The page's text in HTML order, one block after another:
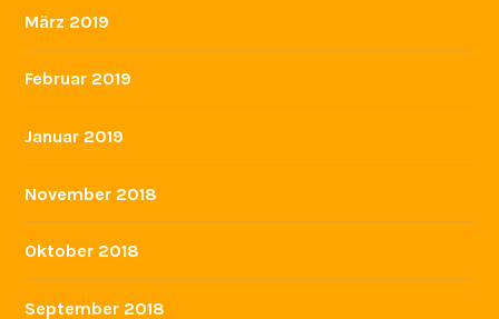
März 2019
Februar 2019
Januar 2019
November 2018
Oktober 2018
September 2018